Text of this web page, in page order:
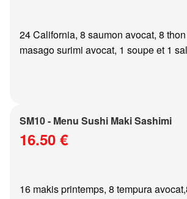
24 California, 8 saumon avocat, 8
masago surimi avocat, 1 soupe et 1
SM10 - Menu Sushi Maki Sashimi
16.50 €
16 makis printemps, 8 tempura